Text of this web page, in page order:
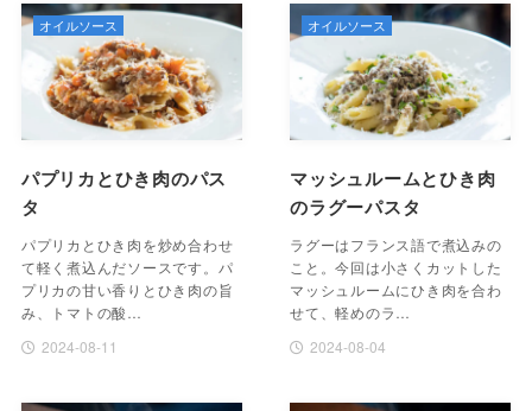
パプリカとひき肉のパス
タ
パプリカとひき肉を炒め合わせ
て軽く煮込んだソースです。パ
プリカの甘い香りとひき肉の旨
み、トマトの酸…
2024-08-11
オイルソース
マッシュルームとひき肉
のラグーパスタ
ラグーはフランス語で煮込みの
こと。今回は小さくカットした
マッシュルームにひき肉を合わ
せて、軽めのラ…
2024-08-04
オイルソース